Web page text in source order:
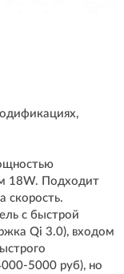
18W. Подходит
скорость.
с быстрой
Qi 3.0), входом
5000 руб), но